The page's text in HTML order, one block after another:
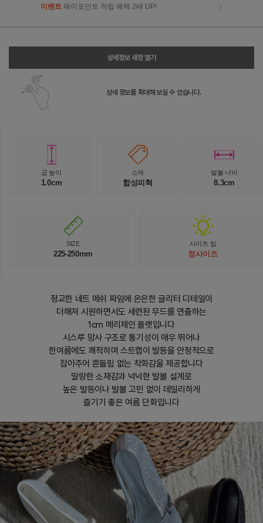
이벤트 페이포인트 적립 혜택 2배 UP!
이벤트페이포인트 적립 혜택 2배 UP!
상세정보 새창 열기
상세 정보를 확대해 보실 수 있습니다.
굽 높이
1.0cm
소재
합성피혁
발볼 너비
8.3cm
SIZE
225-250mm
사이즈 팁
정사이즈
정교한 네트 메쉬 짜임에 은은한 글리터 디테일이
더해져 시원하면서도 세련된 무드를 연출하는
1cm 메리제인 플랫입니다
시스루 망사 구조로 통기성이 매우 뛰어나
한여름에도 쾌적하며 스트랩이 발등을 안정적으로
잡아주어 흔들림 없는 착화감을 제공합니다
말랑한 소재감과 넉넉한 발볼 설계로
높은 발등이나 발볼 고민 없이 데일리하게
즐기기 좋은 여름 단화입니다